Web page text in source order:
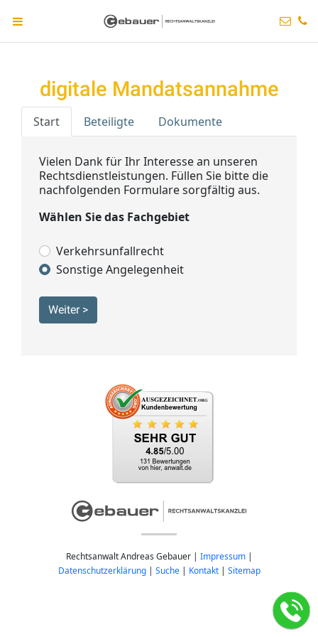
digitale Mandatsannahme
Start Beteiligte Dokumente
Vielen Dank für Ihr Interesse an unseren
Rechtsdienstleistungen. Füllen Sie bitte die
nachfolgenden Formulare sorgfältig aus.
Wählen Sie das Fachgebiet
Verkehrsunfallrecht
Sonstige Angelegenheit
Weiter >
Rechtsanwalt Andreas Gebauer | Impressum|
Datenschutzerklärung| Suche| Kontakt| Sitemap